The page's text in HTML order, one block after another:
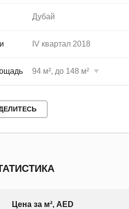
Дубай
IV квартал 2018
94 м², до 148 м²
Цена за м², AED